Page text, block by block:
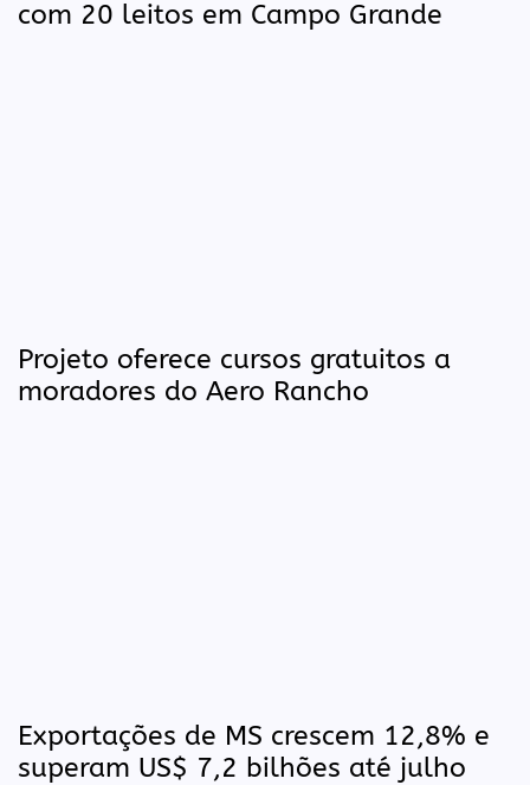
com 20 leitos em Campo Grande
Projeto oferece cursos gratuitos a
moradores do Aero Rancho
Exportações de MS crescem 12,8% e
superam US$ 7,2 bilhões até julho